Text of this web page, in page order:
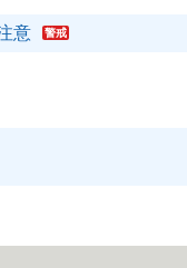
意 警戒